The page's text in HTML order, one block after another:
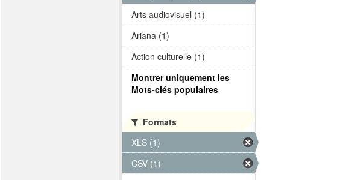
Arts audiovisuel (1)
Ariana (1)
Action culturelle (1)
Montrer uniquement les
Mots-clés populaires
Formats
XLS (1)
CSV (1)